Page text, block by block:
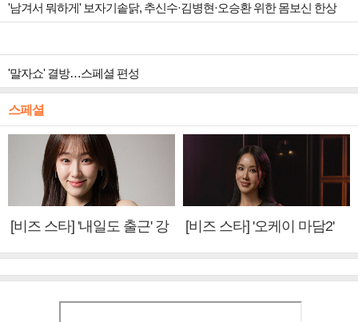
'남겨서 뭐하게' 보자기솥닭, 추신수·김병현·오승환 위한 몸보신 한상
'말자쇼' 결방…스페셜 편성
스페셜
[비즈 스타] '내일도 출근' 강
[비즈 스타] '오케이 마담2'